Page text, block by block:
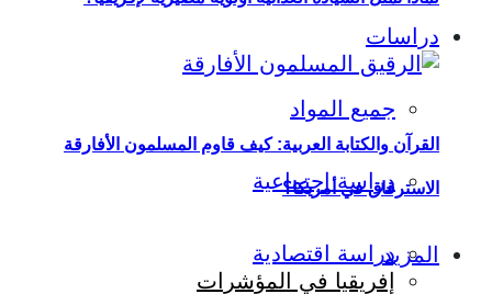
دراسات
جميع المواد
دراسة اجتماعية
دراسة اقتصادية
القرآن والكتابة العربية: كيف قاوم المسلمون الأفارقة
الاسترقاق في أمريكا؟
المزيد
إفريقيا في المؤشرات